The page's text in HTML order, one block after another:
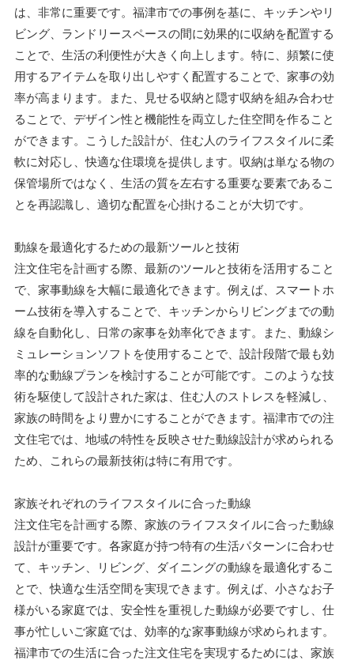
は、非常に重要です。福津市での事例を基に、キッチンやリ
ビング、ランドリースペースの間に効果的に収納を配置する
ことで、生活の利便性が大きく向上します。特に、頻繁に使
用するアイテムを取り出しやすく配置することで、家事の効
率が高まります。また、見せる収納と隠す収納を組み合わせ
ることで、デザイン性と機能性を両立した住空間を作ること
ができます。こうした設計が、住む人のライフスタイルに柔
軟に対応し、快適な住環境を提供します。収納は単なる物の
保管場所ではなく、生活の質を左右する重要な要素であるこ
とを再認識し、適切な配置を心掛けることが大切です。
動線を最適化するための最新ツールと技術
注文住宅を計画する際、最新のツールと技術を活用すること
で、家事動線を大幅に最適化できます。例えば、スマートホ
ーム技術を導入することで、キッチンからリビングまでの動
線を自動化し、日常の家事を効率化できます。また、動線シ
ミュレーションソフトを使用することで、設計段階で最も効
率的な動線プランを検討することが可能です。このような技
術を駆使して設計された家は、住む人のストレスを軽減し、
家族の時間をより豊かにすることができます。福津市での注
文住宅では、地域の特性を反映させた動線設計が求められる
ため、これらの最新技術は特に有用です。
家族それぞれのライフスタイルに合った動線
注文住宅を計画する際、家族のライフスタイルに合った動線
設計が重要です。各家庭が持つ特有の生活パターンに合わせ
て、キッチン、リビング、ダイニングの動線を最適化するこ
とで、快適な生活空間を実現できます。例えば、小さなお子
様がいる家庭では、安全性を重視した動線が必要ですし、仕
事が忙しいご家庭では、効率的な家事動線が求められます。
福津市での生活に合った注文住宅を実現するためには、家族